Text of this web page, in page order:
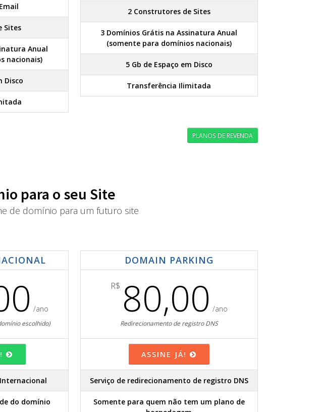
Sites
Anual
nacionais)
Disco
2 Construtores de Sites
3 Domínios Grátis na Assinatura Anual
(somente para domínios nacionais)
5 Gb de Espaço em Disco
Transferência Ilimitada
PLANOS DE REVENDA
para o seu Site
de domínio para um futuro site
/ano
escolhido)
do domínio
DOMAIN PARKING
R$ 80,00 /ano
Redirecionamento de registro DNS
ASSINE JÁ!
Serviço de redirecionamento de registro DNS
Somente para quem não tem um plano de